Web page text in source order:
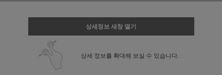
상세정보 새창 열기
상세 정보를 확대해 보실 수 있습니다.